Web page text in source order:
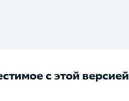
с этой версией